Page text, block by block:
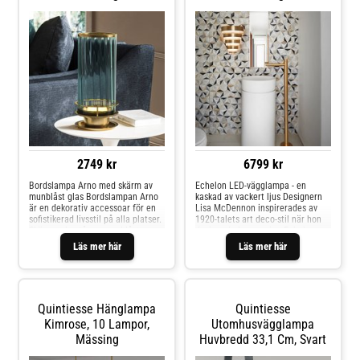
belysning i sovrummet - Kimrose
vägglampa är en riktig pärla för
alla väggar.
2749 kr
Läs mer här
Bordslampa Arno med skärm av
munblåst glas Bordslampan Arno
är en dekorativ accessoar för en
sofistikerad livsstil på alla platser.
Skärmen består av munblåst
prismatiskt glas. Ljuskällan - en
LED-lampa med GX53-sockel, som
redan ingår i leveransen - är dold i
6799 kr
Läs mer här
Echelon LED-vägglampa - en
kaskad av vackert ljus Designern
Lisa McDennon inspirerades av
1920-talets art deco-stil när hon
designade lampserien Echelon.
Likt en kaskad draperas
skärmelementen av omväxlande
mässingsfärgat lackerat stål och
Echelon effektiv extrabelysning.
Quintiesse Hänglampa
Kimrose, 10 Lampor,
Mässing
Quintiesse
Utomhusvägglampa
Huvbredd 33,1 Cm, Svart